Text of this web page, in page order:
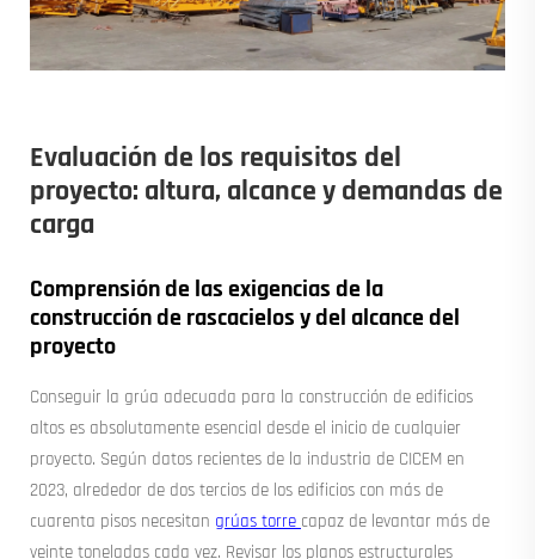
Evaluación de los requisitos del
proyecto: altura, alcance y demandas de
carga
Comprensión de las exigencias de la
construcción de rascacielos y del alcance del
proyecto
Conseguir la grúa adecuada para la construcción de edificios
altos es absolutamente esencial desde el inicio de cualquier
proyecto. Según datos recientes de la industria de CICEM en
2023, alrededor de dos tercios de los edificios con más de
cuarenta pisos necesitan grúas torre capaz de levantar más de
veinte toneladas cada vez. Revisar los planos estructurales